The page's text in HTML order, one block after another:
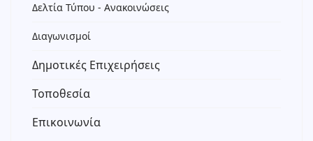
Δελτία Τύπου - Ανακοινώσεις
Διαγωνισμοί
Δημοτικές Επιχειρήσεις
Τοποθεσία
Επικοινωνία